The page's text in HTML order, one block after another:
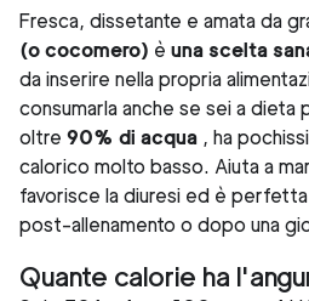
Fresca, dissetante e amata da
(o cocomero) è una scelta
da inserire nella propria
consumarla anche se sei a
oltre 90% di acqua , ha
calorico molto basso. Aiuta a
favorisce la diuresi ed è
post-allenamento o dopo una
Quante calorie ha